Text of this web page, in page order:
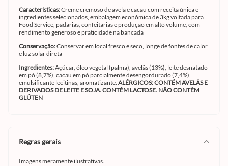
Características:Creme cremoso de avelã e cacau com receita única e
ingredientes selecionados, embalagem econômica de 3kg voltada para
Food Service, padarias, confeitarias e produção em alto volume, com
rendimento generoso e praticidade na bancada
Conservação:Conservar em local fresco e seco, longe de fontes de calor
e luz solar direta
Ingredientes:Açúcar, óleo vegetal (palma), avelãs (13%), leite desnatado
em pó (8,7%), cacau em pó parcialmente desengordurado (7,4%),
emulsificante lecitinas, aromatizante. ALÉRGICOS: CONTÉM AVELÃS E
DERIVADOS DE LEITE E SOJA. CONTÉM LACTOSE. NÃO CONTÉM
GLÚTEN
regras gerais
Imagens meramente ilustrativas.